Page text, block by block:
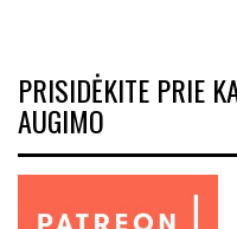
PRISIDĖKITE PRIE
AUGIMO